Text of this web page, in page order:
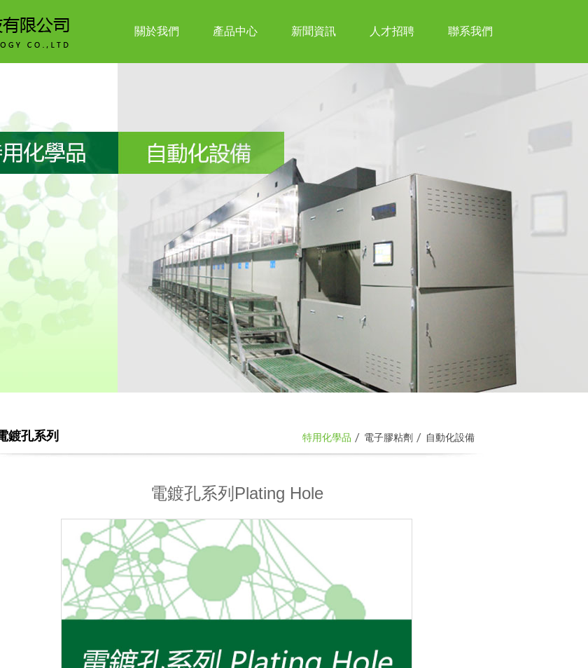
關於我們 產品中心 新聞資訊 人才招聘 聯系我們
鍍孔系列 特用化學品 電子膠粘劑 自動化設備
電鍍孔系列Plating Hole